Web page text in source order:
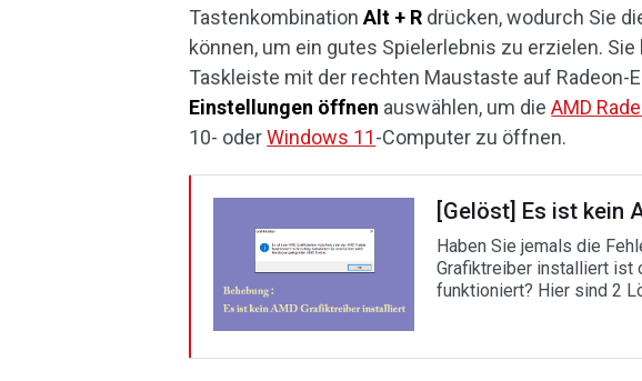
TastenkombinationAlt + R drücken, wodurch Sie
können, um ein gutes Spielerlebnis zu erzielen.
Taskleiste mit der rechten Maustaste auf Radeon-
Einstellungen öffnen auswählen, um dieAMD
10- oderWindows 11-Computer zu öffnen.
[Gelöst] Es ist kein
Haben Sie jemals die
Grafiktreiber installiert ist
funktioniert? Hier sind 2